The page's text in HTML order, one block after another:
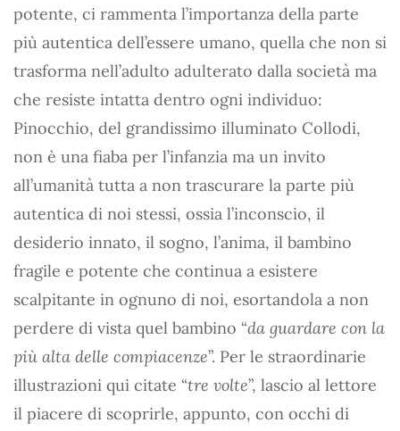
potente, ci rammenta l’importanza della parte
più autentica dell’essere umano, quella che non si
trasforma nell’adulto adulterato dalla società ma
che resiste intatta dentro ogni individuo:
Pinocchio, del grandissimo illuminato Collodi,
non è una fiaba per l’infanzia ma un invito
all’umanità tutta a non trascurare la parte più
autentica di noi stessi, ossia l’inconscio, il
desiderio innato, il sogno, l’anima, il bambino
fragile e potente che continua a esistere
scalpitante in ognuno di noi, esortandola a non
perdere di vista quel bambino “da guardare con la
più alta delle compiacenze”. Per le straordinarie
illustrazioni qui citate “tre volte”, lascio al lettore
il piacere di scoprirle, appunto, con occhi di